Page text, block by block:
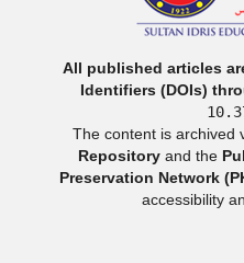
All published articles
Identifiers (DOIs)
The content is archived
Repositoryand the
Preservation Network
accessibility